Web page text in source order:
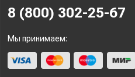
8 (800) 302-25-67
Мы принимаем: